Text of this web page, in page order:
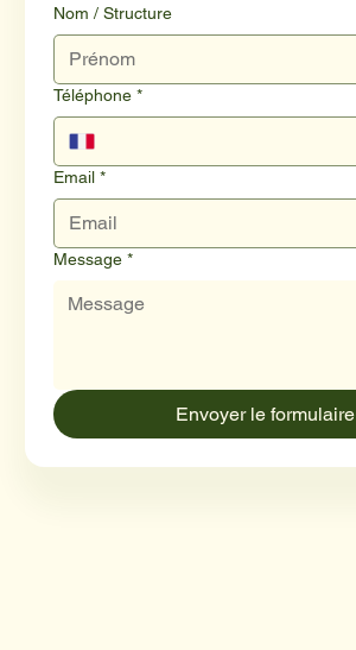
Nom / Structure
Téléphone *
Email *
Message *
Envoyer le formulaire